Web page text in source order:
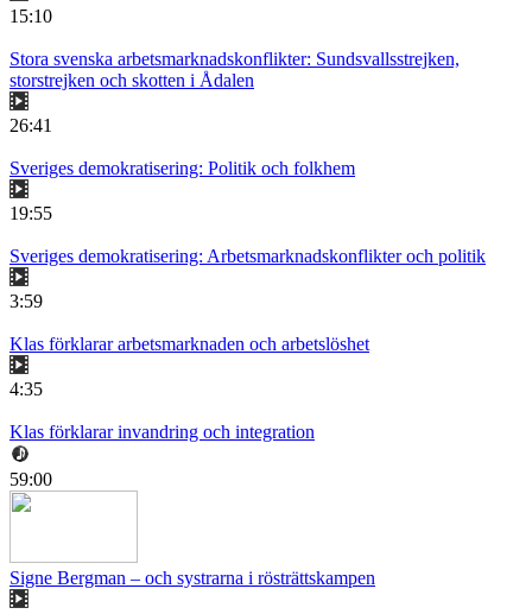
15:10
Stora svenska arbetsmarknadskonflikter: Sundsvallsstrejken,
storstrejken och skotten i Ådalen
26:41
Sveriges demokratisering: Politik och folkhem
19:55
Sveriges demokratisering: Arbetsmarknadskonflikter och politik
3:59
Klas förklarar arbetsmarknaden och arbetslöshet
4:35
Klas förklarar invandring och integration
59:00
Signe Bergman – och systrarna i rösträttskampen